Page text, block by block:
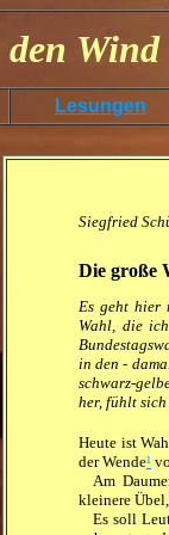
den
Lesungen
Siegfried
Die große
Es geht hier
Wahl, die
in den -
schwarz-
her, fühlt
Heute ist
der Wende¹
Am
kleinere
Es soll